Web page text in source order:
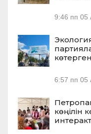
9:46 пп 05
6:57 пп 05
көңілін